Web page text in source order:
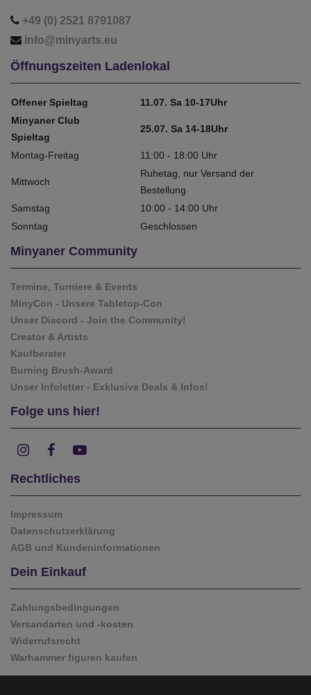
+49 (0) 2521 8791087
info@minyarts.eu
Öffnungszeiten Ladenlokal
Offener Spieltag
11.07. Sa 10-17Uhr
Minyaner Club
Spieltag
25.07. Sa 14-18Uhr
Montag-Freitag 11:00 - 18:00 Uhr
Mittwoch
Ruhetag, nur Versand der
Bestellung
Samstag
10:00 - 14:00 Uhr
Sonntag
Geschlossen
Minyaner Community
Termine, Turniere & Events
MinyCon - Unsere Tabletop-Con
Unser Discord - Join the Community!
Creator & Artists
Kaufberater
Burning Brush-Award
Unser Infoletter - Exklusive Deals & Infos!
Folge uns hier!
Rechtliches
Impressum
Datenschutzerklärung
AGB und Kundeninformationen
Dein Einkauf
Zahlungsbedingungen
Versandarten und -kosten
Widerrufsrecht
Warhammer figuren kaufen